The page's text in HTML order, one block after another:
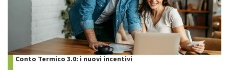
Conto Termico 3.0: i nuovi incentivi